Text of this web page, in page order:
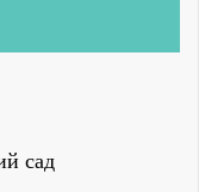
сад